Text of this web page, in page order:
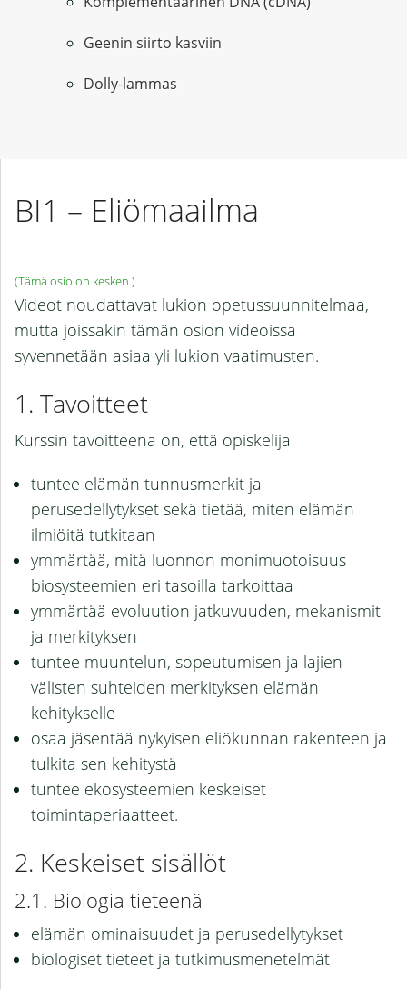
Geenin siirto kasviin
Dolly-lammas
BI1 – Eliömaailma
(Tämä osio on kesken.)
Videot noudattavat lukion opetussuunnitelmaa,
mutta joissakin tämän osion videoissa
syvennetään asiaa yli lukion vaatimusten.
Tavoitteet
Kurssin tavoitteena on, että opiskelija
tuntee elämän tunnusmerkit ja
perusedellytykset sekä tietää, miten elämän
ilmiöitä tutkitaan
ymmärtää, mitä luonnon monimuotoisuus
biosysteemien eri tasoilla tarkoittaa
ymmärtää evoluution jatkuvuuden, mekanismit
ja merkityksen
tuntee muuntelun, sopeutumisen ja lajien
välisten suhteiden merkityksen elämän
kehitykselle
osaa jäsentää nykyisen eliökunnan rakenteen ja
tulkita sen kehitystä
tuntee ekosysteemien keskeiset
toimintaperiaatteet.
Keskeiset sisällöt
Biologia tieteenä
elämän ominaisuudet ja perusedellytykset
biologiset tieteet ja tutkimusmenetelmät